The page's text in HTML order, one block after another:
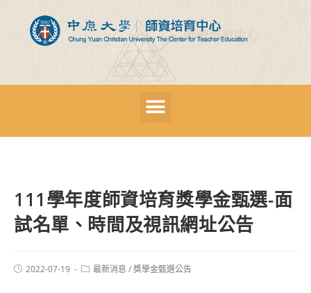
111學年度師資培育獎學金甄選-面
試名單、時間及視訊網址公告
2022-07-19 最新消息 /獎學金甄選公告